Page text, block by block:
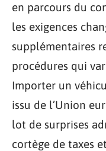
en parcours du
les exigences
supplémentaires
procédures qui
Importer un
issu de l’Union
lot de surprises
cortège de taxes